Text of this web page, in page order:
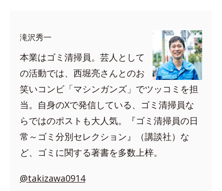
滝沢秀一
本業はゴミ清掃員。芸人として
の活動では、西堀亮さんとのお
笑いコンビ「マシンガンズ」でツッコミを担
当。自身のXで発信している、ゴミ清掃員な
らではのポストも大人気。『ゴミ清掃員の日
常～ゴミ分別セレクション』（講談社）な
ど、ゴミに関する著書を多数上梓。
@takizawa0914